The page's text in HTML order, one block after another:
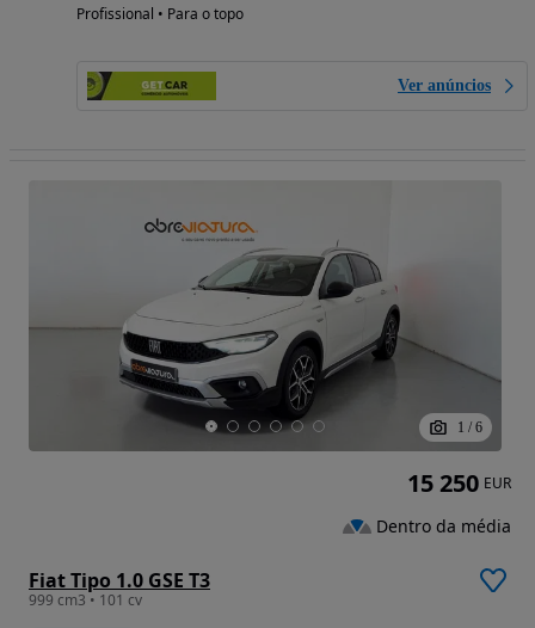
Profissional • Para o topo
Ver anúncios
1 / 6
Fiat Tipo 1.0 GSE T3
999 cm3 • 101 cv
15 250 EUR
Dentro da média